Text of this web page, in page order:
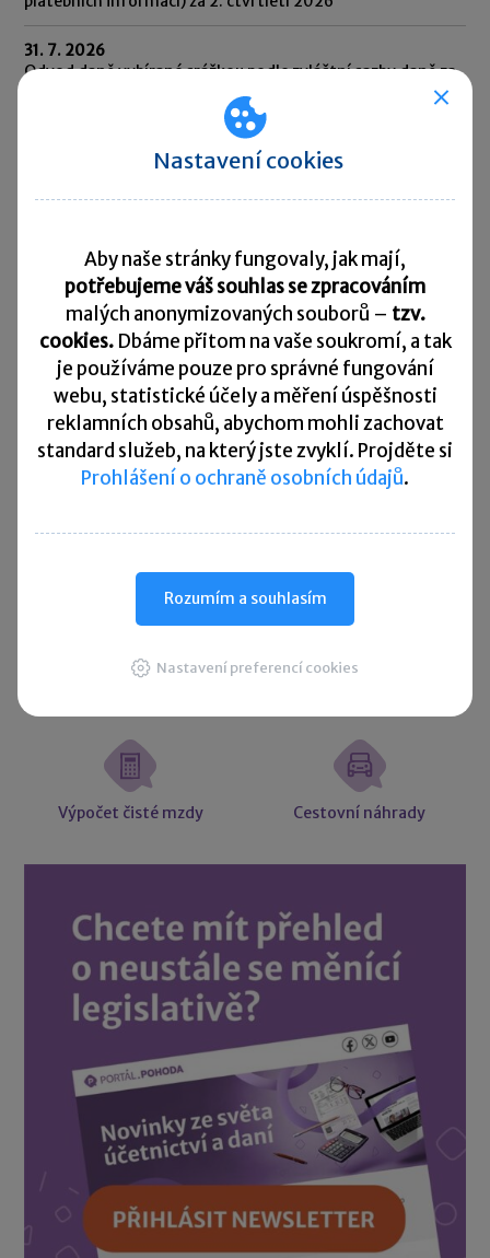
31. 7. 2026
Odvod daně vybírané srážkou podle zvláštní sazby daně za
Splatnost daně za červen 2026
Přehled všech termínů ►
Kurzovní lístek
Načítám
hodnoty
Načítám
hodnoty
Více ▼
Užitečné informace
Účetní souvztažnosti Majetkové daně
Výpočet čisté mzdy Cestovní náhrady
Nastavení cookies
Aby naše stránky fungovaly, jak mají,
potřebujeme váš souhlas se zpracováním
malých anonymizovaných souborů – tzv.
cookies. Dbáme přitom na vaše soukromí, a tak
je používáme pouze pro správné fungování
webu, statistické účely a měření úspěšnosti
reklamních obsahů, abychom mohli zachovat
standard služeb, na který jste zvyklí. Projděte si
Prohlášení o ochraně osobních údajů.
Rozumím a souhlasím
Nastavení preferencí cookies